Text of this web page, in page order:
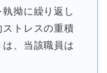
拗に繰り返し
トレスの重積
、当該職員は